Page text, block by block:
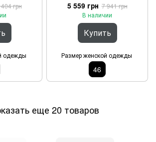
грн
одежды
5 559 грн 7 941 грн
В наличии
Купить
Размер женской одежды
46
еще 20 товаров